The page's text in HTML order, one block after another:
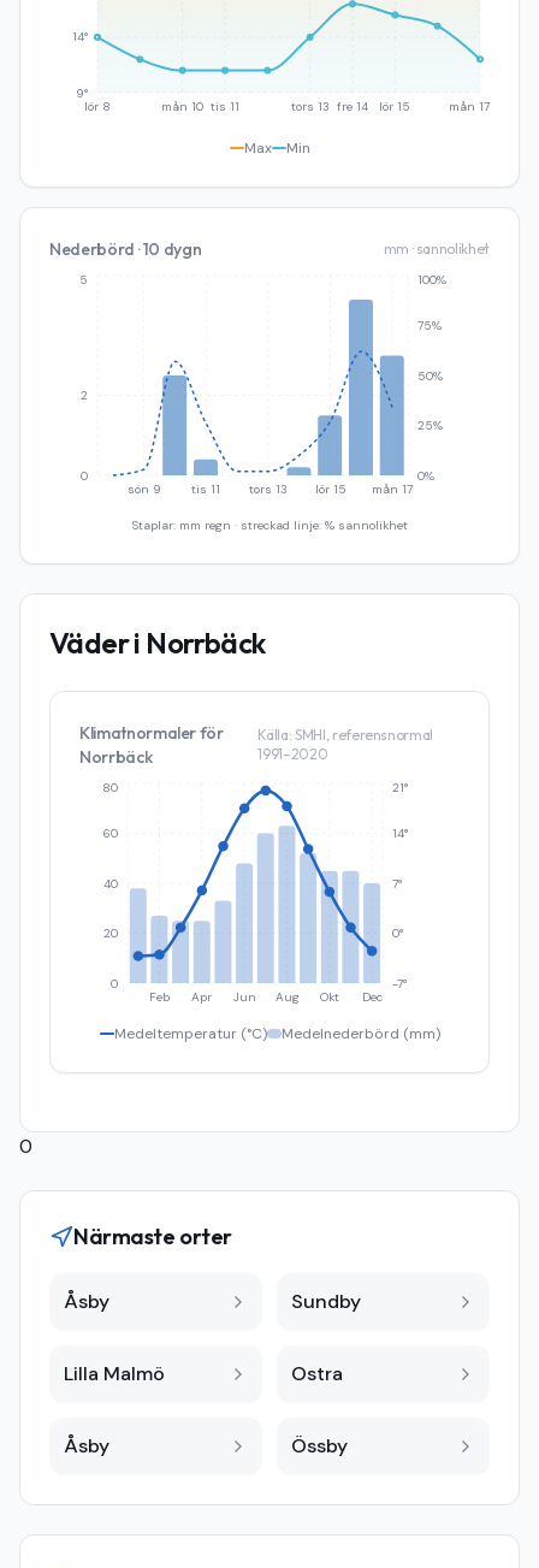
lör 8 mån 10 tis 11 tors 13 fre 14 lör 15 mån 17
9°
14°
Max Min
Nederbörd · 10 dygn mm · sannolikhet
sön 9 tis 11 tors 13 lör 15 mån 17
0
2
5
0%
25%
50%
75%
100%
Staplar: mm regn · streckad linje: % sannolikhet
Väder i Norrbäck
Klimatnormaler för
Norrbäck
Källa: SMHI, referensnormal
1991–2020
Feb Apr Jun Aug Okt Dec
0
20
40
60
80
-7°
0°
7°
14°
21°
Medeltemperatur (°C) Medelnederbörd (mm)
0
Närmaste orter
Åsby Sundby
Lilla Malmö Ostra
Åsby Össby